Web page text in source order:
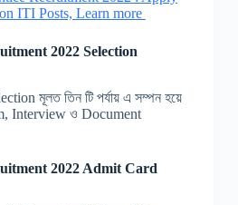
ITI Posts, Learn more
2022 Selection
মূলত তিন টি পর্যায় এ সম্পন হয়ে
Interview ও Document
2022 Admit Card